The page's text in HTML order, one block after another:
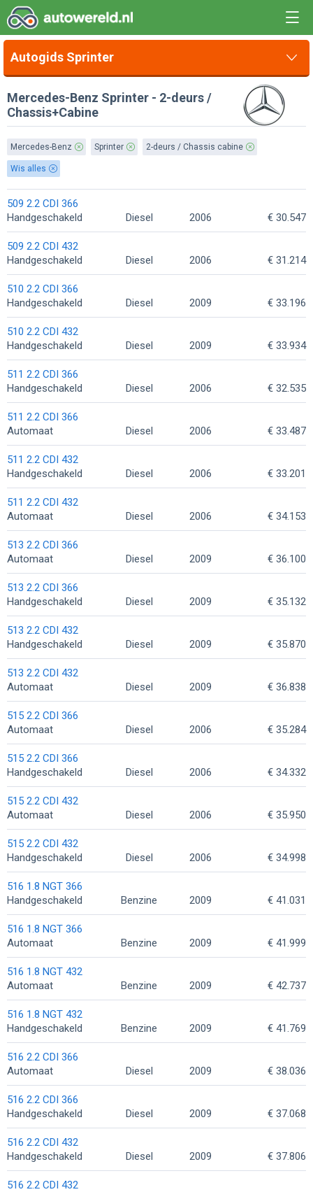
Autogids Sprinter
Mercedes-Benz Sprinter - 2-deurs /
Chassis+Cabine
Mercedes-Benz Sprinter 2-deurs / Chassis cabine
Wis alles
509 2.2 CDI 366
Handgeschakeld
Diesel 2006 € 30.547
509 2.2 CDI 432
Handgeschakeld
Diesel 2006 € 31.214
510 2.2 CDI 366
Handgeschakeld
Diesel 2009 € 33.196
510 2.2 CDI 432
Handgeschakeld
Diesel 2009 € 33.934
511 2.2 CDI 366
Handgeschakeld
Diesel 2006 € 32.535
511 2.2 CDI 366
Automaat
Diesel 2006 € 33.487
511 2.2 CDI 432
Handgeschakeld
Diesel 2006 € 33.201
511 2.2 CDI 432
Automaat
Diesel 2006 € 34.153
513 2.2 CDI 366
Automaat
Diesel 2009 € 36.100
513 2.2 CDI 366
Handgeschakeld
Diesel 2009 € 35.132
513 2.2 CDI 432
Handgeschakeld
Diesel 2009 € 35.870
513 2.2 CDI 432
Automaat
Diesel 2009 € 36.838
515 2.2 CDI 366
Automaat
Diesel 2006 € 35.284
515 2.2 CDI 366
Handgeschakeld
Diesel 2006 € 34.332
515 2.2 CDI 432
Automaat
Diesel 2006 € 35.950
515 2.2 CDI 432
Handgeschakeld
Diesel 2006 € 34.998
516 1.8 NGT 366
Handgeschakeld
Benzine 2009 € 41.031
516 1.8 NGT 366
Automaat
Benzine 2009 € 41.999
516 1.8 NGT 432
Automaat
Benzine 2009 € 42.737
516 1.8 NGT 432
Handgeschakeld
Benzine 2009 € 41.769
516 2.2 CDI 366
Automaat
Diesel 2009 € 38.036
516 2.2 CDI 366
Handgeschakeld
Diesel 2009 € 37.068
516 2.2 CDI 432
Handgeschakeld
Diesel 2009 € 37.806
516 2.2 CDI 432